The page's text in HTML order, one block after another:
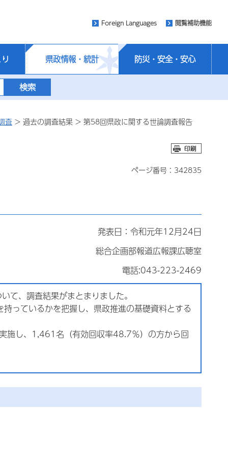
Foreign Languages 閲覧補助機能
県政情報・統計 防災・安全・安心
査 > 過去の調査結果 > 第58回県政に関する世論調査報告
ページ番号：342835
発表日：令和元年12月24日
総合企画部報道広報課広聴室
電話:043-223-2469
て、調査結果がまとまりました。
っているかを把握し、県政推進の基礎資料とする
施し、1,461名（有効回収率48.7％）の方から回